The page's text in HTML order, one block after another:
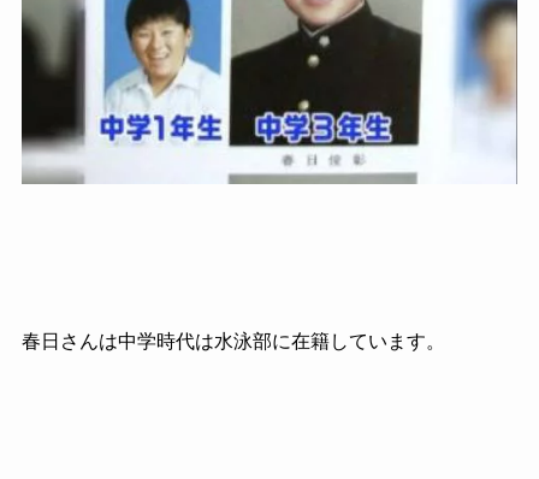
春日さんは中学時代は水泳部に在籍しています。